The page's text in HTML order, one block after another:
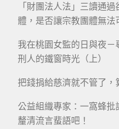
「財團法人法」三讀通
體，是否讓宗教團體無法
我在桃園女監的日與夜－
刑人的鐵窗時光（上）
把錢捐給慈濟就不管了，
公益組織專家：一窩蜂批
釐清流言蜚語吧！